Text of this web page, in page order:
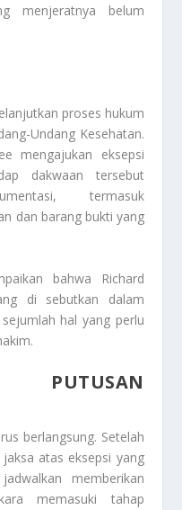
menjeratnya belum
proses hukum
Undang Kesehatan.
mengajukan eksepsi
dakwaan tersebut
termasuk
dan barang bukti yang
bahwa Richard
di sebutkan dalam
hal yang perlu
berlangsung. Setelah
atas eksepsi yang
memberikan
memasuki tahap